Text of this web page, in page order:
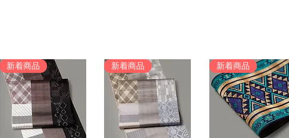
新着商品 新着商品 新着商品